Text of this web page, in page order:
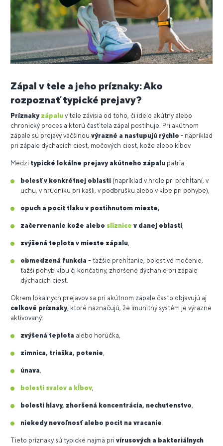
Zápal v tele a jeho príznaky: Ako
rozpoznať typické prejavy?
Príznaky zápalu v tele závisia od toho, či ide o akútny alebo
chronický proces a ktorú časť tela zápal postihuje. Pri akútnom
zápale sú prejavy väčšinou výrazné a nastupujú rýchlo - napríklad
pri zápale dýchacích ciest, močových ciest, kože alebo kĺbov.
Medzi typické lokálne prejavy akútneho zápalu patria:
bolesť v konkrétnej oblasti (napríklad v hrdle pri prehĺtaní, v
uchu, v hrudníku pri kašli, v podbrušku alebo v kĺbe pri pohybe),
opuch a pocit tlaku v postihnutom mieste,
začervenanie kože alebo sliznice v danej oblasti,
zvýšená teplota v mieste zápalu,
obmedzená funkcia – ťažšie prehĺtanie, bolestivé močenie,
ťažší pohyb kĺbu či končatiny, zhoršené dýchanie pri zápale
dýchacích ciest.
Okrem lokálnych prejavov sa pri akútnom zápale často objavujú aj
celkové príznaky, ktoré naznačujú, že imunitný systém je výrazne
aktivovaný:
zvýšená teplota alebo horúčka,
zimnica, triaška, potenie,
únava,
bolesti svalov a kĺbov,
bolesti hlavy, zhoršená koncentrácia, nechutenstvo,
niekedy nevoľnosť alebo pocit na vracanie.
Tieto príznaky sú typické najmä pri vírusových a bakteriálnych